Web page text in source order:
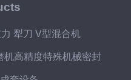
犁刀 V型混合机
高精度特殊机械密封